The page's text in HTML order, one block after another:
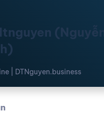
(Nguyễn
| DTNguyen.business